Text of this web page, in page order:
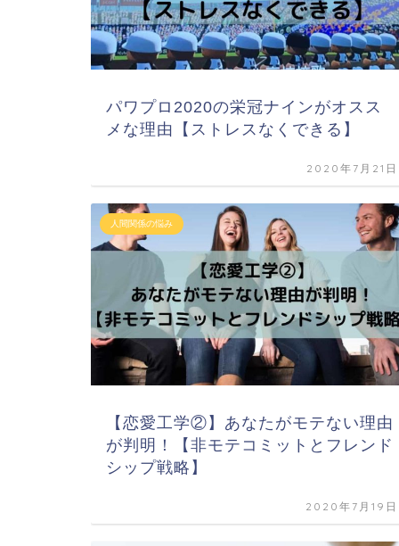
パワプロ2020の栄冠ナインがオスス
メな理由【ストレスなくできる】
2020年7月21日
人間関係の悩み
【恋愛工学②】あなたがモテない理由
が判明！【非モテコミットとフレンド
シップ戦略】
2020年7月19日